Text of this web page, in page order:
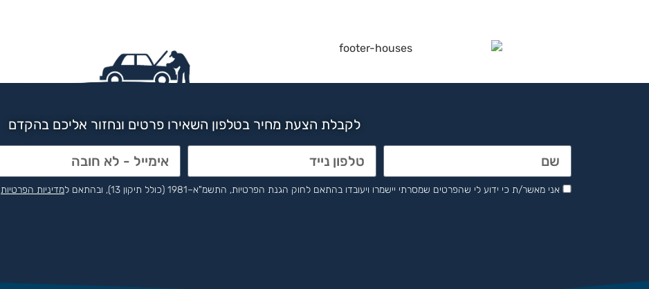
לקבלת הצעת מחיר בטלפון השאירו פרטים ונחזור אליכם בהקדם
אני מאשר/ת כי ידוע לי שהפרטים שמסרתי יישמרו ויעובדו בהתאם לחוק הגנת הפרטיות, התשמ"א–1981 (כולל תיקון 13), ובהתאם ל מדיניות הפרטיות